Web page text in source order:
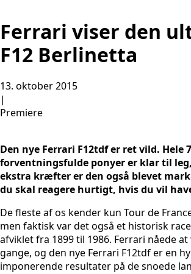
Ferrari viser den
F12 Berlinetta
13. oktober 2015
|
Premiere
Den nye Ferrari F12tdf er ret vild. Hele
forventningsfulde ponyer er klar til
ekstra kræfter er den også blevet
du skal reagere hurtigt, hvis du vil
De fleste af os kender kun Tour de
men faktisk var det også et historisk
afviklet fra 1899 til 1986. Ferrari nåede
gange, og den nye Ferrari F12tdf er en
imponerende resultater på de snoede